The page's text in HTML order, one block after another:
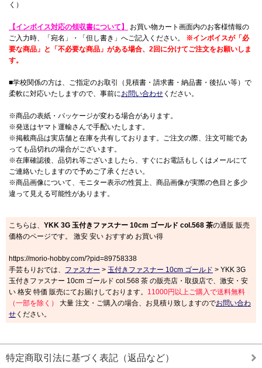
く）
【インボイス対応の領収書について】
お買い物カート画面内のお客様情報の
ご入力時、「宛名」・「但し書き」へご記入ください。 ※インボイスが「必
要な商品」と「不必要な商品」がある場合、2回に分けてご注文をお願いしま
す。
■学校関係の方は、ご指定のお取引（見積書・請求書・納品書・後払い等）で
柔軟に対応いたしますので、事前にお問い合わせ ください。
※商品の表紙・パッケージが変わる場合があります。
※発送はヤマト運輸さんで手配いたします。
※掲載商品は実店舗と在庫を共有しております。ご注文の際、注文可能であ
っても品切れの場合がございます。
※在庫確認後、品切れ等ございましたら、すぐにお電話もしくはメールにて
ご連絡いたしますので予めご了承ください。
※商品画像について、モニター表示の性質上、商品画像が実際の色目と多少
違って見える可能性があります。
こちらは、 YKK 3G 玉付きファスナー 10cm ゴールド col.568 茶の通販 販売
価格のページです。 激安 安い おすすめ お買い得
https://morio-hobby.com/?pid=89758338
手芸もりおでは、 ファスナー > 玉付きファスナー 10cm ゴールド > YKK 3G
玉付きファスナー 10cm ゴールド col.568 茶 の販売店・取扱店で、激安・安
い 格安 特価 販売にてお届けしております。 11000円以上ご購入で送料無料
（一部を除く）
大量 注文・ご購入の場合、お見積り致しますのでお問い合わ
せ ください。
特定商取引法に基づく表記（返品など）